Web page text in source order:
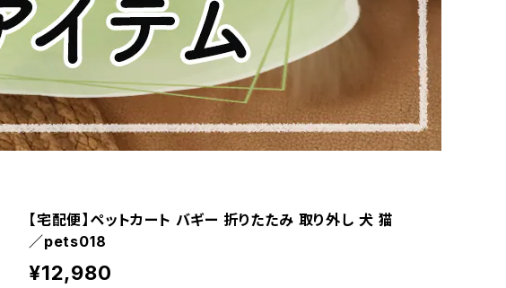
【宅配便】ペットカート バギー 折りたたみ 取り外し 犬 猫
／pets018
¥12,980